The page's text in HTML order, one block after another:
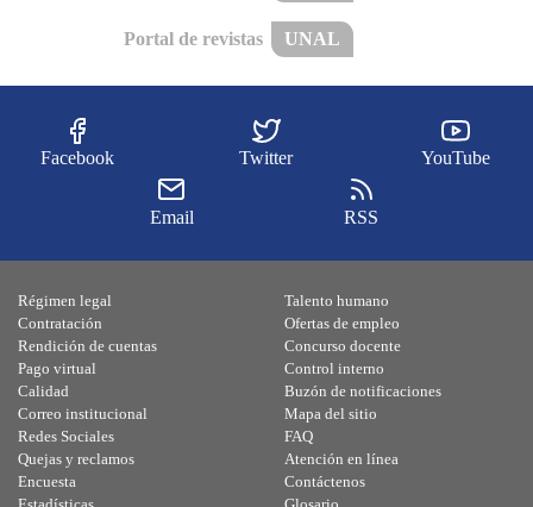
Portal de revistas UNAL
Facebook Twitter YouTube
Email RSS
Régimen legal
Contratación
Rendición de cuentas
Pago virtual
Calidad
Talento humano
Ofertas de empleo
Concurso docente
Control interno
Buzón de notificaciones
Correo institucional
Redes Sociales
Quejas y reclamos
Encuesta
Mapa del sitio
FAQ
Atención en línea
Contáctenos